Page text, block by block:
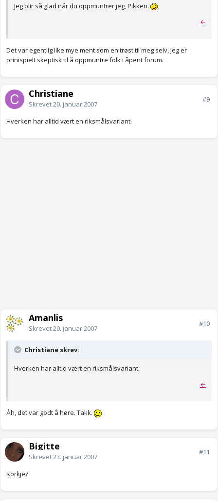
Jeg blir så glad når du oppmuntrer jeg, Pikken.
←
Det var egentlig like mye ment som en trøst til meg selv, jeg er
prinispielt skeptisk til å oppmuntre folk i åpent forum.
Christiane
Skrevet20. januar 2007
#9
Hverken har alltid vært en riksmålsvariant.
Amanlis
Skrevet20. januar 2007
#10
Christiane skrev:
Hverken har alltid vært en riksmålsvariant.
←
Åh, det var godt å høre. Takk.
Bigitte
Skrevet23. januar 2007
#11
Korkje?